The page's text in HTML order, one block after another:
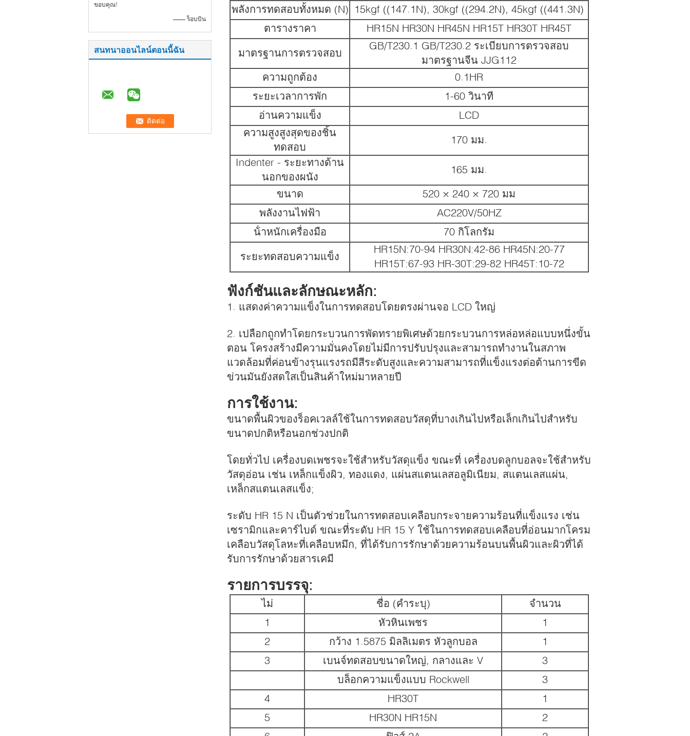
ขอบคุณ!
—— ร็อบบิน
สนทนาออนไลน์ตอนนี้ฉัน
พลังการทดสอบทั้งหมด (N) 15kgf ((147.1N), 30kgf ((294.2N), 45kgf ((441.3N)
ตารางราคา
HR15N HR30N HR45N HR15T HR30T HR45T
มาตรฐานการตรวจสอบ
GB/T230.1 GB/T230.2 ระเบียบการตรวจสอบ
มาตรฐานจีน JJG112
ความถูกต้อง
0.1HR
ระยะเวลาการพัก
1-60 วินาที
อ่านความแข็ง
LCD
ความสูงสูงสุดของชิ้น
ทดสอบ
170 มม.
Indenter - ระยะทางด้าน
นอกของผนัง
165 มม.
ขนาด
520 × 240 × 720 มม
พลังงานไฟฟ้า
AC220V/50HZ
น้ําหนักเครื่องมือ
70 กิโลกรัม
ระยะทดสอบความแข็ง
HR15N:70-94 HR30N:42-86 HR45N:20-77
HR15T:67-93 HR-30T:29-82 HR45T:10-72
ฟังก์ชันและลักษณะหลัก:
1. แสดงค่าความแข็งในการทดสอบโดยตรงผ่านจอ LCD ใหญ่
2. เปลือกถูกทําโดยกระบวนการพัดทรายพิเศษด้วยกระบวนการหล่อหล่อแบบหนึ่งขั้น
ตอน โครงสร้างมีความมั่นคงโดยไม่มีการปรับปรุงและสามารถทํางานในสภาพ
แวดล้อมที่ค่อนข้างรุนแรงรถมีสีระดับสูงและความสามารถที่แข็งแรงต่อต้านการขีด
ข่วนมันยังสดใสเป็นสินค้าใหม่มาหลายปี
การใช้งาน:
ขนาดพื้นผิวของร็อคเวลล์ใช้ในการทดสอบวัสดุที่บางเกินไปหรือเล็กเกินไปสําหรับ
ขนาดปกติหรือนอกช่วงปกติ
โดยทั่วไป เครื่องบดเพชรจะใช้สําหรับวัสดุแข็ง ขณะที่ เครื่องบดลูกบอลจะใช้สําหรับ
วัสดุอ่อน เช่น เหล็กแข็งผิว, ทองแดง, แผ่นสแตนเลสอลูมิเนียม, สแตนเลสแผ่น,
เหล็กสแตนเลสแข็ง;
ระดับ HR 15 N เป็นตัวช่วยในการทดสอบเคลือบกระจายความร้อนที่แข็งแรง เช่น
เซรามิกและคาร์ไบด์ ขณะที่ระดับ HR 15 Y ใช้ในการทดสอบเคลือบที่อ่อนมากโครม
เคลือบวัสดุโลหะที่เคลือบหมึก, ที่ได้รับการรักษาด้วยความร้อนบนพื้นผิวและผิวที่ได้
รับการรักษาด้วยสารเคมี
รายการบรรจุ:
ไม่ ชื่อ (คําระบุ)
จํานวน
1
หัวหินเพชร
1
2
กว้าง 1.5875 มิลลิเมตร หัวลูกบอล
1
3
เบนจ์ทดสอบขนาดใหญ่, กลางและ V
3
บล็อกความแข็งแบบ Rockwell
3
4
HR30T
1
5
HR30N HR15N
2